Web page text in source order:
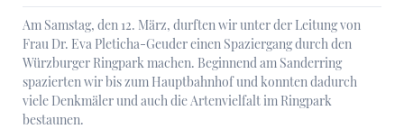
Am Samstag, den 12. März, durften wir unter der Leitung von
Frau Dr. Eva Pleticha-Geuder einen Spaziergang durch den
Würzburger Ringpark machen. Beginnend am Sanderring
spazierten wir bis zum Hauptbahnhof und konnten dadurch
viele Denkmäler und auch die Artenvielfalt im Ringpark
bestaunen.